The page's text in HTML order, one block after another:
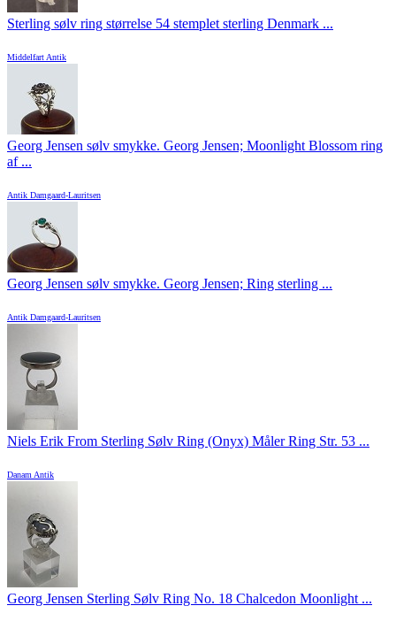
Sterling sølv ring størrelse 54 stemplet sterling Denmark ...
Middelfart Antik
Georg Jensen sølv smykke. Georg Jensen; Moonlight Blossom ring
af ...
Antik Damgaard-Lauritsen
Georg Jensen sølv smykke. Georg Jensen; Ring sterling ...
Antik Damgaard-Lauritsen
Niels Erik From Sterling Sølv Ring (Onyx) Måler Ring Str. 53 ...
Danam Antik
Georg Jensen Sterling Sølv Ring No. 18 Chalcedon Moonlight ...